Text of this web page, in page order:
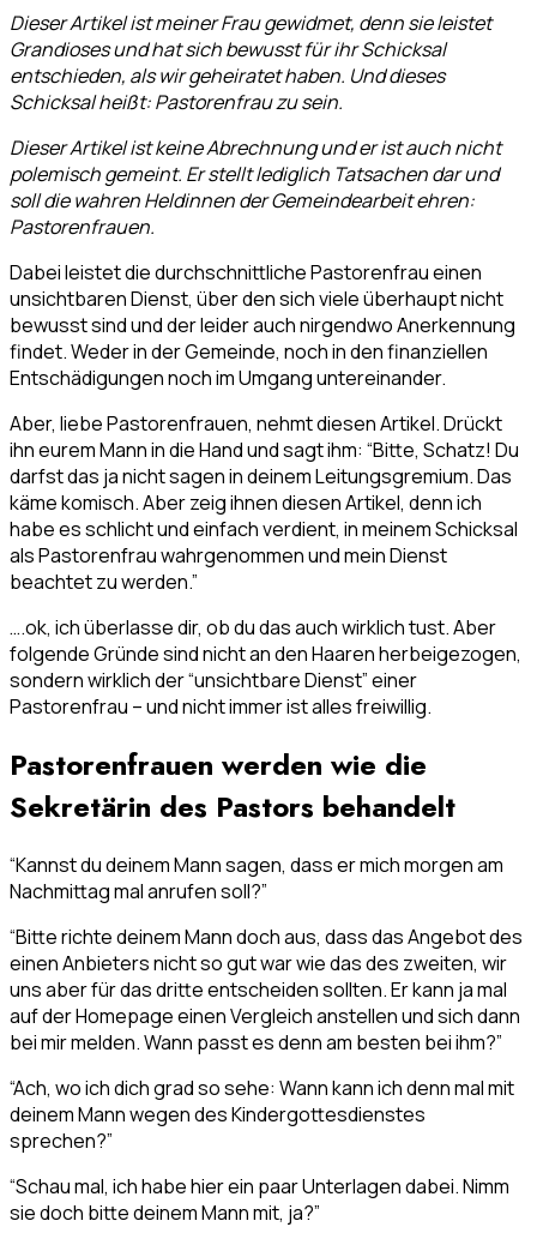
Dieser Artikel ist meiner Frau gewidmet, denn sie leistet
Grandioses und hat sich bewusst für ihr Schicksal
entschieden, als wir geheiratet haben. Und dieses
Schicksal heißt: Pastorenfrau zu sein.
Dieser Artikel ist keine Abrechnung und er ist auch nicht
polemisch gemeint. Er stellt lediglich Tatsachen dar und
soll die wahren Heldinnen der Gemeindearbeit ehren:
Pastorenfrauen.
Dabei leistet die durchschnittliche Pastorenfrau einen
unsichtbaren Dienst, über den sich viele überhaupt nicht
bewusst sind und der leider auch nirgendwo Anerkennung
findet. Weder in der Gemeinde, noch in den finanziellen
Entschädigungen noch im Umgang untereinander.
Aber, liebe Pastorenfrauen, nehmt diesen Artikel. Drückt
ihn eurem Mann in die Hand und sagt ihm: “Bitte, Schatz! Du
darfst das ja nicht sagen in deinem Leitungsgremium. Das
käme komisch. Aber zeig ihnen diesen Artikel, denn ich
habe es schlicht und einfach verdient, in meinem Schicksal
als Pastorenfrau wahrgenommen und mein Dienst
beachtet zu werden.”
….ok, ich überlasse dir, ob du das auch wirklich tust. Aber
folgende Gründe sind nicht an den Haaren herbeigezogen,
sondern wirklich der “unsichtbare Dienst” einer
Pastorenfrau – und nicht immer ist alles freiwillig.
Pastorenfrauen werden wie die
Sekretärin des Pastors behandelt
“Kannst du deinem Mann sagen, dass er mich morgen am
Nachmittag mal anrufen soll?”
“Bitte richte deinem Mann doch aus, dass das Angebot des
einen Anbieters nicht so gut war wie das des zweiten, wir
uns aber für das dritte entscheiden sollten. Er kann ja mal
auf der Homepage einen Vergleich anstellen und sich dann
bei mir melden. Wann passt es denn am besten bei ihm?”
“Ach, wo ich dich grad so sehe: Wann kann ich denn mal mit
deinem Mann wegen des Kindergottesdienstes
sprechen?”
“Schau mal, ich habe hier ein paar Unterlagen dabei. Nimm
sie doch bitte deinem Mann mit, ja?”